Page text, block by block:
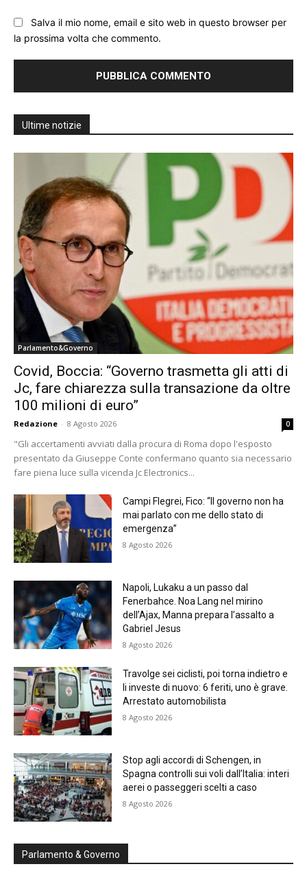
Salva il mio nome, email e sito web in questo browser per
la prossima volta che commento.
Ultime notizie
Parlamento&Governo
Covid, Boccia: “Governo trasmetta gli atti di
Jc, fare chiarezza sulla transazione da oltre
100 milioni di euro”
Redazione - 8 Agosto 2026 0
"Gli accertamenti avviati dalla procura di Roma dopo l'esposto
presentato da Giuseppe Conte confermano quanto sia necessario
fare piena luce sulla vicenda Jc Electronics...
Campi Flegrei, Fico: “Il governo non ha
mai parlato con me dello stato di
emergenza”
8 Agosto 2026
Napoli, Lukaku a un passo dal
Fenerbahce. Noa Lang nel mirino
dell’Ajax, Manna prepara l’assalto a
Gabriel Jesus
8 Agosto 2026
Travolge sei ciclisti, poi torna indietro e
li investe di nuovo: 6 feriti, uno è grave.
Arrestato automobilista
8 Agosto 2026
Stop agli accordi di Schengen, in
Spagna controlli sui voli dall’Italia: interi
aerei o passeggeri scelti a caso
8 Agosto 2026
Parlamento & Governo